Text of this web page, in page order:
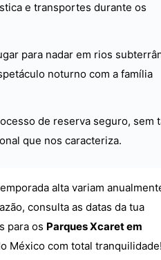
e transportes durante os
para nadar em rios
noturno com a família
de reserva seguro, sem
que nos caracteriza.
alta variam
consulta as datas da tua
para os Parques Xcaret em
México com total tranquilidade!